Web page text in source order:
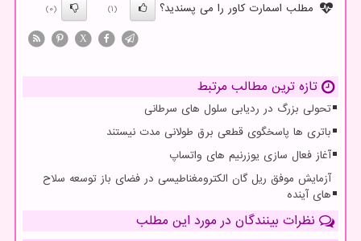
مطلب اسمارت کاور را می پسندید؟
(1)
(0)
X
تازه ترین مطالب مرتبط
تحولی بزرگ در ردیابی سلول های سرطانی
باتری ها پاسخگوی قطعی برق طولانی مدت نیستند
آغاز فعال سازی یوزرنیم های واتساپ
آزمایش موفق ریل گان الکترومغناطیسی در فضای باز توسعه سلاح
های آینده
نظرات بینندگان در مورد این مطلب